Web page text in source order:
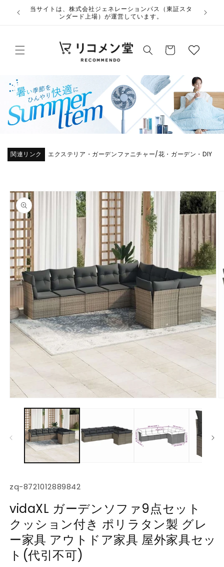
ンツに
夏季休業のお知らせ 当サイ
ー
ウ
シ
ュ
ス
ト
関連リンク エクステリア・ガーデンファニチャー/花・ガーデン・DIY
商品情
報にス
キップ
で
を
く
SKU:
zq-8721012889842
vidaXL ガーデンソファ9点セット
クッション付き ポリラタン製 グレ
ー家具 アウトドア家具 屋外家具セッ
ト(代引不可)